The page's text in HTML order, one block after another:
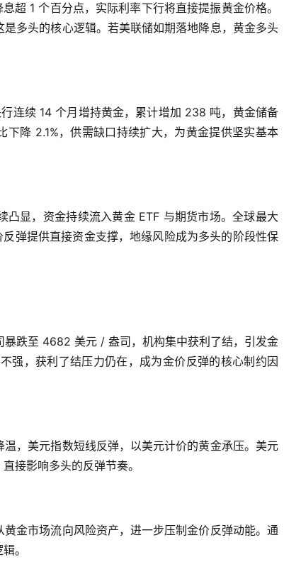
超 1 个百分点，实际利率下行将直接提振黄金价格。
多头的核心逻辑。若美联储如期落地降息，黄金多头
连续 14 个月增持黄金，累计增加 238 吨，黄金储备
降 2.1%，供需缺口持续扩大，为黄金提供坚实基本
显，资金持续流入黄金 ETF 与期货市场。全球最大
弹提供直接资金支撑，地缘风险成为多头的阶段性保
跌至 4682 美元 / 盎司，机构集中获利了结，引发金
强，获利了结压力仍在，成为金价反弹的核心制约因
，美元指数短线反弹，以美元计价的黄金承压。美元
接影响多头的反弹节奏。
金市场流向风险资产，进一步压制金价反弹动能。通
。